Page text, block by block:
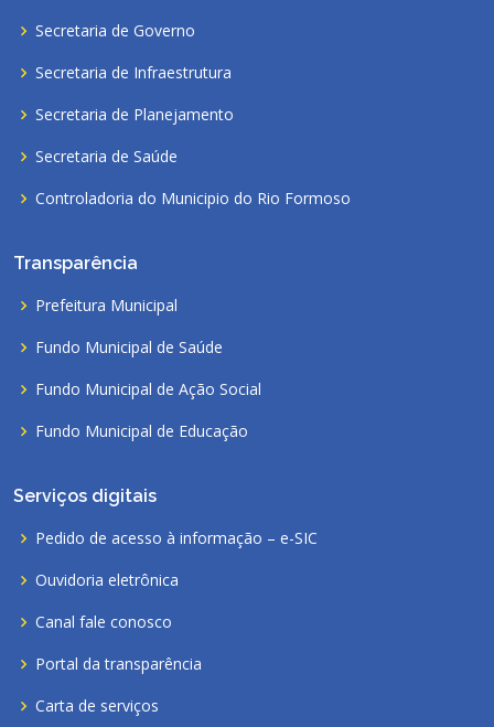
Secretaria de Governo
Secretaria de Infraestrutura
Secretaria de Planejamento
Secretaria de Saúde
Controladoria do Municipio do Rio Formoso
Transparência
Prefeitura Municipal
Fundo Municipal de Saúde
Fundo Municipal de Ação Social
Fundo Municipal de Educação
Serviços digitais
Pedido de acesso à informação – e-SIC
Ouvidoria eletrônica
Canal fale conosco
Portal da transparência
Carta de serviços